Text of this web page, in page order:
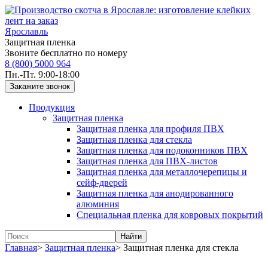
Ярославль
Защитная пленка
Звоните бесплатно по номеру
8 (800) 5000 964
Пн.-Пт. 9:00-18:00
Продукция
Защитная пленка
Защитная пленка для профиля ПВХ
Защитная пленка для стекла
Защитная пленка для подоконников ПВХ
Защитная пленка для ПВХ-листов
Защитная пленка для металлочерепицы и
сейф-дверей
Защитная пленка для анодированного
алюминия
Специальная пленка для ковровых покрытий
Главная> Защитная пленка> Защитная пленка для стекла